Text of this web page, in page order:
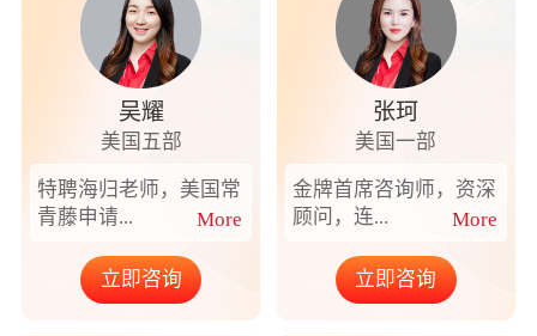
吴耀
美国五部
特聘海归老师，美国常
青藤申请...
More
立即咨询
张珂
美国一部
金牌首席咨询师，资深
顾问，连...
More
立即咨询